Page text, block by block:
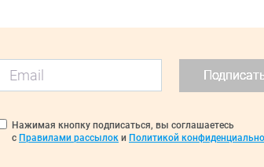
Нажимая кнопку подписаться, вы соглашаетесь
с Правилами рассылок и Политикой